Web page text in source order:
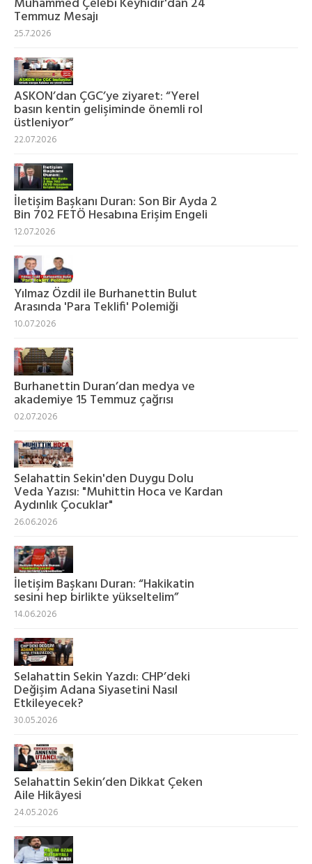
Muhammed Çelebi Keyhıdır'dan 24
Temmuz Mesajı
25.7.2026
ASKON’dan ÇGC’ye ziyaret: “Yerel
basın kentin gelişiminde önemli rol
üstleniyor”
22.07.2026
İletişim Başkanı Duran: Son Bir Ayda 2
Bin 702 FETÖ Hesabına Erişim Engeli
12.07.2026
Yılmaz Özdil ile Burhanettin Bulut
Arasında 'Para Teklifi' Polemiği
10.07.2026
Burhanettin Duran’dan medya ve
akademiye 15 Temmuz çağrısı
02.07.2026
Selahattin Sekin'den Duygu Dolu
Veda Yazısı: "Muhittin Hoca ve Kardan
Aydınlık Çocuklar"
26.06.2026
İletişim Başkanı Duran: “Hakikatin
sesini hep birlikte yükseltelim”
14.06.2026
Selahattin Sekin Yazdı: CHP’deki
Değişim Adana Siyasetini Nasıl
Etkileyecek?
30.05.2026
Selahattin Sekin’den Dikkat Çeken
Aile Hikâyesi
24.05.2026